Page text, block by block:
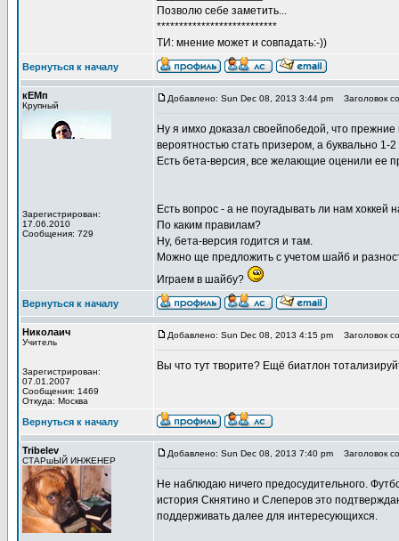
Позволю себе заметить...
***************************
ТИ: мнение может и совпадать:-))
Вернуться к началу
кЕМп
Крупный
Зарегистрирован:
17.06.2010
Сообщения: 729
Добавлено: Sun Dec 08, 2013 3:44 pm Заголовок
Ну я имхо доказал своейпобедой, что прежние
вероятностью стать призером, а буквально 1-
Есть бета-версия, все желающие оценили ее
Есть вопрос - а не поугадывать ли нам хоккей
По каким правилам?
Ну, бета-версия годится и там.
Можно ще предложить с учетом шайб и
Играем в шайбу?
Вернуться к началу
Николаич
Учитель
Зарегистрирован:
07.01.2007
Сообщения: 1469
Откуда: Москва
Добавлено: Sun Dec 08, 2013 4:15 pm Заголовок
Вы что тут творите? Ещё биатлон
Вернуться к началу
Tribelev
СТАРшЫЙ ИНЖЕНЕР
Добавлено: Sun Dec 08, 2013 7:40 pm Заголовок
Не наблюдаю ничего предосудительного.
история Скнятино и Слеперов это
поддерживать далее для интересующихся.